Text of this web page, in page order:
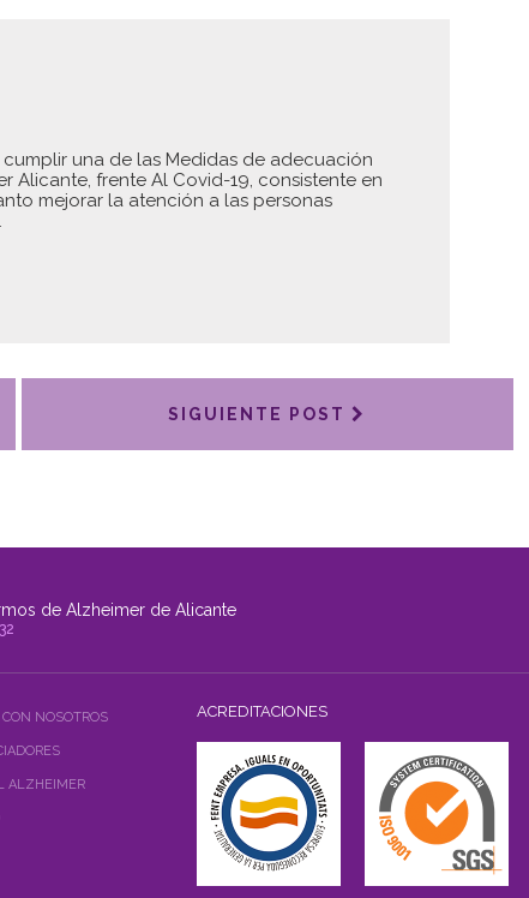
una de las Medidas de adecuación
Alicante, frente Al Covid-19, consistente en
mejorar la atención a las personas
SIGUIENTE POST
de Alzheimer de Alicante
NOSOTROS
ALZHEIMER
ACREDITACIONES